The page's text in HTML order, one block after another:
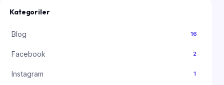
Kategoriler
Blog 16
Facebook 2
Instagram 1